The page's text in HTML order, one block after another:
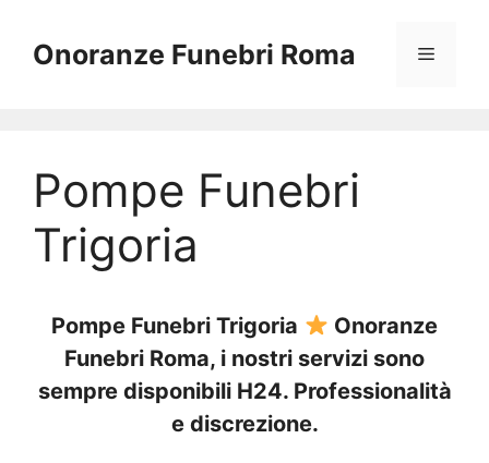
contenuto
Onoranze Funebri Roma Menu
Pompe Funebri
Trigoria
Pompe Funebri Trigoria
Onoranze
Funebri Roma, i nostri servizi sono
sempre disponibili H24. Professionalità
e discrezione.